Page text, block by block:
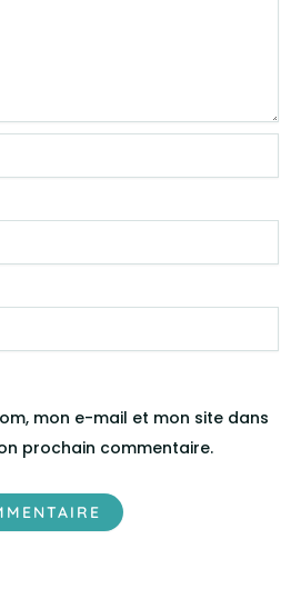
mon e-mail et mon site dans
prochain commentaire.